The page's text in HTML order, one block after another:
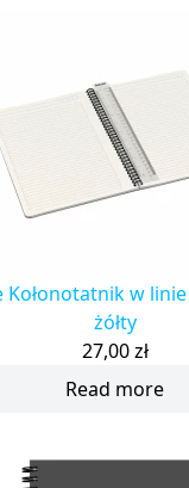
Kołonotatnik w linie
żółty
27,00zł
Read more